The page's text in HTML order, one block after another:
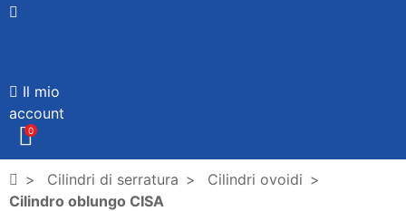
Il mio
account
0
Cilindri di serratura
Cilindri ovoidi
Cilindro oblungo CISA